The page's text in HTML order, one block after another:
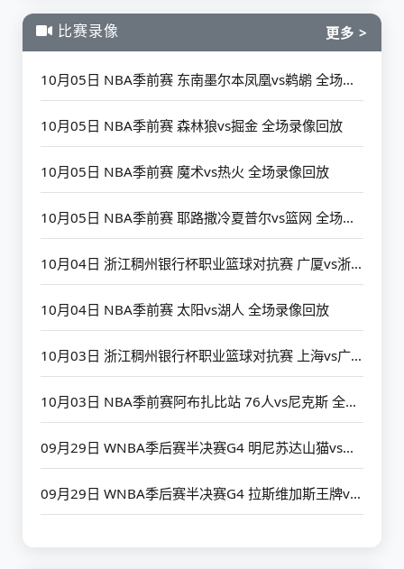
比赛录像 更多 >
10月05日 NBA季前赛 东南墨尔本凤凰vs鹈鹕 全场录像回放
10月05日 NBA季前赛 森林狼vs掘金 全场录像回放
10月05日 NBA季前赛 魔术vs热火 全场录像回放
10月05日 NBA季前赛 耶路撒冷夏普尔vs篮网 全场录像回放
10月04日 浙江稠州银行杯职业篮球对抗赛 广厦vs浙江 全场录像回放
10月04日 NBA季前赛 太阳vs湖人 全场录像回放
10月03日 浙江稠州银行杯职业篮球对抗赛 上海vs广厦 全场录像回放
10月03日 NBA季前赛阿布扎比站 76人vs尼克斯 全场录像回放
09月29日 WNBA季后赛半决赛G4 明尼苏达山猫vs菲尼克斯水星 全场录像回放
09月29日 WNBA季后赛半决赛G4 拉斯维加斯王牌vs印第安纳狂热星 全场录像回放